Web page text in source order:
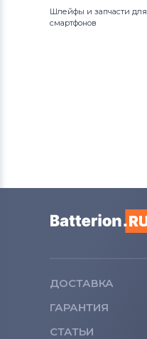
Шлейфы и запчасти для
смартфонов
ДОСТАВКА
ГАРАНТИЯ
СТАТЬИ